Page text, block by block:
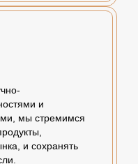
и
мы стремимся
и сохранять